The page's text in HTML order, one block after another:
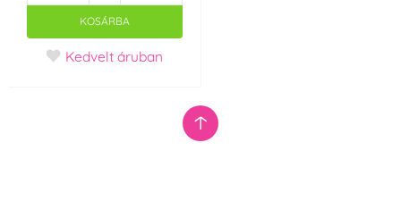
KOSÁRBA
Kedvelt áruban